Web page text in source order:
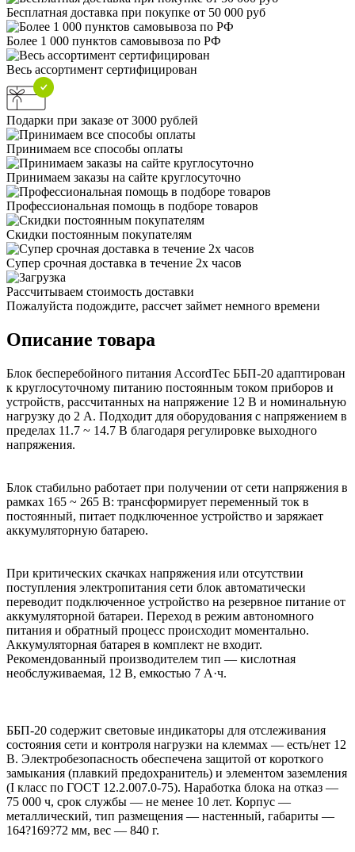
Бесплатная доставка при покупке от 50 000 руб
Более 1 000 пунктов самовывоза по РФ
Весь ассортимент сертифицирован
Подарки при заказе от 3000 рублей
Принимаем все способы оплаты
Принимаем заказы на сайте круглосуточно
Профессиональная помощь в подборе товаров
Скидки постоянным покупателям
Супер срочная доставка в течение 2х часов
Рассчитываем стоимость доставки
Пожалуйста подождите, рассчет займет немного времени
Описание товара
Блок бесперебойного питания AccordTec ББП-20 адаптирован
к круглосуточному питанию постоянным током приборов и
устройств, рассчитанных на напряжение 12 В и номинальную
нагрузку до 2 А. Подходит для оборудования с напряжением в
пределах 11.7 ~ 14.7 В благодаря регулировке выходного
напряжения.
Блок стабильно работает при получении от сети напряжения в
рамках 165 ~ 265 В: трансформирует переменный ток в
постоянный, питает подключенное устройство и заряжает
аккумуляторную батарею.
При критических скачках напряжения или отсутствии
поступления электропитания сети блок автоматически
переводит подключенное устройство на резервное питание от
аккумуляторной батареи. Переход в режим автономного
питания и обратный процесс происходит моментально.
Аккумуляторная батарея в комплект не входит.
Рекомендованный производителем тип — кислотная
необслуживаемая, 12 В, емкостью 7 А·ч.
ББП-20 содержит световые индикаторы для отслеживания
состояния сети и контроля нагрузки на клеммах — есть/нет 12
В. Электробезопасность обеспечена защитой от короткого
замыкания (плавкий предохранитель) и элементом заземления
(I класс по ГОСТ 12.2.007.0-75). Наработка блока на отказ —
75 000 ч, срок службы — не менее 10 лет. Корпус —
металлический, тип размещения — настенный, габариты —
164?169?72 мм, вес — 840 г.